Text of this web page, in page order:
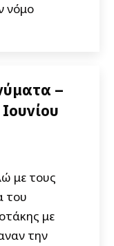
νόμο
–
με τους
του
με
την